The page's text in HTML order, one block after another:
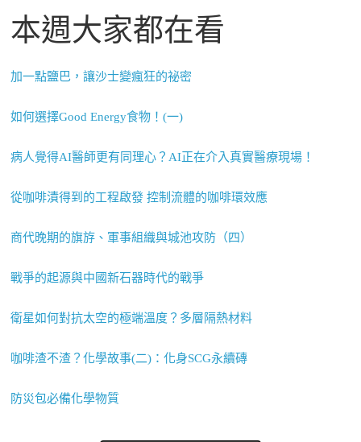
本週大家都在看
加一點鹽巴，讓沙士變瘋狂的祕密
如何選擇Good Energy食物！(一)
病人覺得AI醫師更有同理心？AI正在介入真實醫療現場！
從咖啡漬得到的工程啟發 控制流體的咖啡環效應
商代晚期的旗斿、軍事組織與城池攻防（四）
戰爭的起源與中國新石器時代的戰爭
衛星如何對抗太空的極端溫度？多層隔熱材料
咖啡渣不渣？化學故事(二)：化身SCG永續磚
防災包必備化學物質